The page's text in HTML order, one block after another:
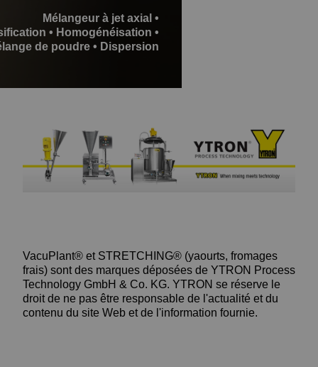
Mélangeur à jet axial •
• Homogénéisation •
de poudre • Dispersion
VacuPlant® et STRETCHING® (yaourts, fromages
frais) sont des marques déposées de YTRON Process
Technology GmbH & Co. KG. YTRON se réserve le
droit de ne pas être responsable de l'actualité et du
contenu du site Web et de l'information fournie.